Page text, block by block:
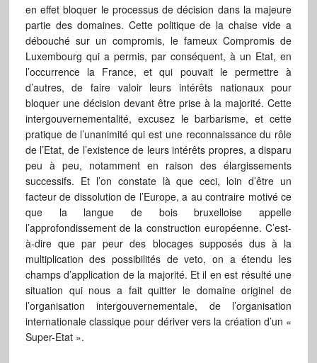
en effet bloquer le processus de décision dans la majeure
partie des domaines. Cette politique de la chaise vide a
débouché sur un compromis, le fameux Compromis de
Luxembourg qui a permis, par conséquent, à un Etat, en
l’occurrence la France, et qui pouvait le permettre à
d’autres, de faire valoir leurs intérêts nationaux pour
bloquer une décision devant être prise à la majorité. Cette
intergouvernementalité, excusez le barbarisme, et cette
pratique de l’unanimité qui est une reconnaissance du rôle
de l’Etat, de l’existence de leurs intérêts propres, a disparu
peu à peu, notamment en raison des élargissements
successifs. Et l’on constate là que ceci, loin d’être un
facteur de dissolution de l’Europe, a au contraire motivé ce
que la langue de bois bruxelloise appelle
l’approfondissement de la construction européenne. C’est-
à-dire que par peur des blocages supposés dus à la
multiplication des possibilités de veto, on a étendu les
champs d’application de la majorité. Et il en est résulté une
situation qui nous a fait quitter le domaine originel de
l’organisation intergouvernementale, de l’organisation
internationale classique pour dériver vers la création d’un «
Super-Etat ».